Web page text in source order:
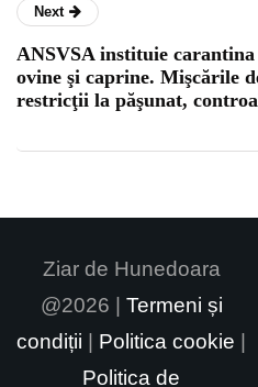
Next
ANSVSA instituie
ovine şi caprine. Mişcările
restricţii la păşunat,
Ziar de Hunedoara
@2026 | Termeni și
condiții | Politica cookie |
Politica de